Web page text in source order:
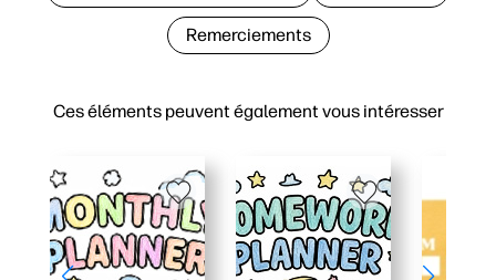
Ces éléments peuvent également vous intéresser
Remerciements